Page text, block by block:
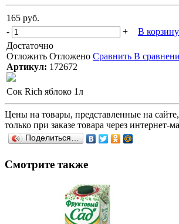
165 руб.
-
+ В корзину
Достаточно
Отложить Отложено Сравнить В
Артикул: 172672
Сок Rich яблоко 1л
Цены на товары, представленные на
только при заказе товара через интернет-
Поделиться…
Смотрите также